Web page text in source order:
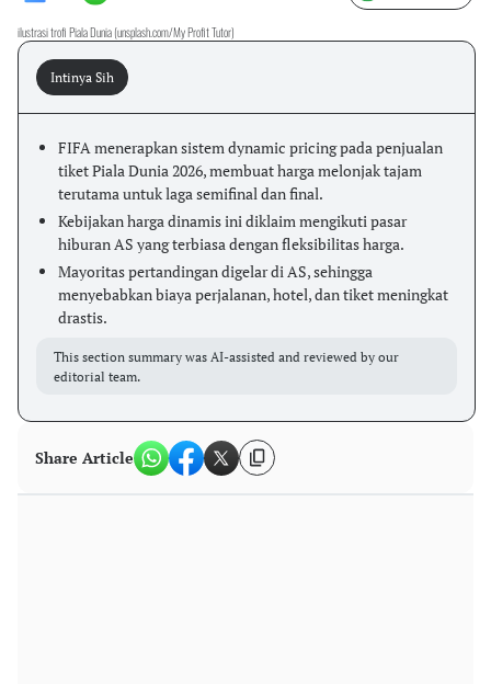
ilustrasi trofi Piala Dunia (unsplash.com/My Profit Tutor)
Intinya Sih
FIFA menerapkan sistem dynamic pricing pada penjualan
tiket Piala Dunia 2026, membuat harga melonjak tajam
terutama untuk laga semifinal dan final.
Kebijakan harga dinamis ini diklaim mengikuti pasar
hiburan AS yang terbiasa dengan fleksibilitas harga.
Mayoritas pertandingan digelar di AS, sehingga
menyebabkan biaya perjalanan, hotel, dan tiket meningkat
drastis.
This section summary was AI-assisted and reviewed by our
editorial team.
Share Article